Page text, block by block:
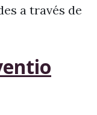
a través de